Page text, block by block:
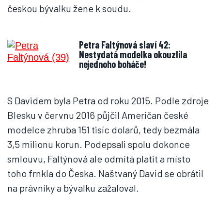
českou bývalku žene k soudu.
Petra Faltýnová slaví 42:
Nestydatá modelka okouzlila
nejednoho boháče!
S Davidem byla Petra od roku 2015. Podle zdroje
Blesku v červnu 2016 půjčil Američan české
modelce zhruba 151 tisíc dolarů, tedy bezmála
3,5 milionu korun. Podepsali spolu dokonce
smlouvu, Faltýnová ale odmítá platit a místo
toho frnkla do Česka. Naštvaný David se obrátil
na právníky a bývalku zažaloval.